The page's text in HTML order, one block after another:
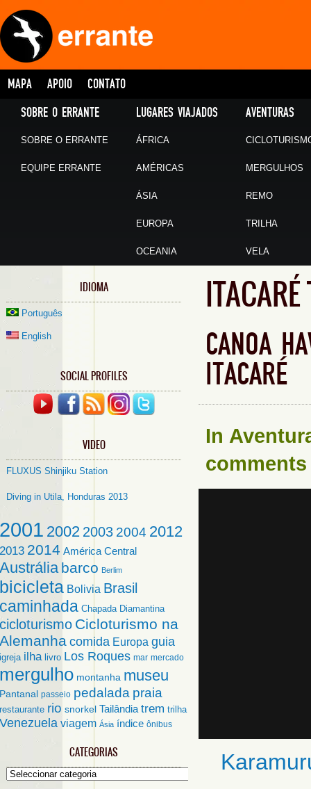
MAPA APOIO CONTATO
SOBRE O ERRANTE
SOBRE O ERRANTE
EQUIPE ERRANTE
LUGARES VIAJADOS
ÁFRICA
AMÉRICAS
ÁSIA
EUROPA
OCEANIA
AVENTURAS
MERGULHOS
REMO
TRILHA
VELA
IDIOMA
Português
English
SOCIAL PROFILES
VIDEO
FLUXUS Shinjiku Station
Diving in Utila, Honduras 2013
2001 2002 2003 2004 2012
2013 2014 América Central
Austrália barco Berlim
bicicleta Bolivia Brasil
caminhada Chapada Diamantina
cicloturismo Cicloturismo na
Alemanha comida Europa guia
igreja ilha livro Los Roques mar mercado
mergulho montanha museu
Pantanal passeio pedalada praia
restaurante rio snorkel Tailândia trem trilha
Venezuela viagem Ásia índice ônibus
CATEGORIAS
Categorias
CANOA
ITACARÉ
In
comments